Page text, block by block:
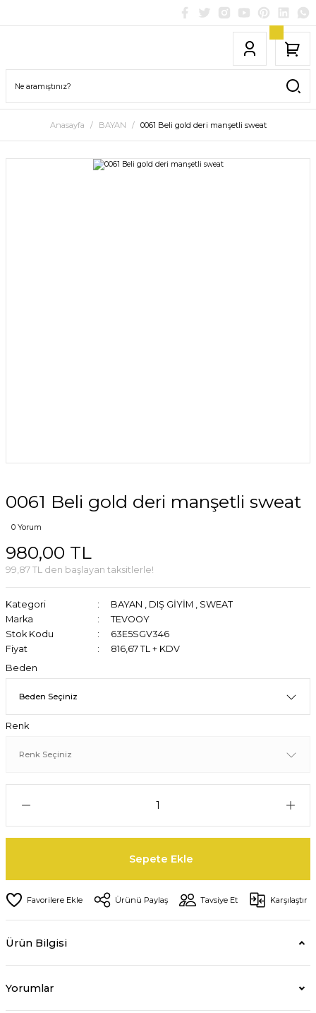
Anasayfa BAYAN 0061 Beli gold deri manşetli sweat
0061 Beli gold deri manşetli sweat
0 Yorum
980,00 TL
99,87 TL den başlayan taksitlerle!
Kategori BAYAN , DIŞ GİYİM , SWEAT
Marka
TEVOOY
Stok Kodu
63E5SGV346
Fiyat
816,67 TL + KDV
Beden
Renk
Sepete Ekle
Ürünü Paylaş Tavsiye Et Karşılaştır
Ürün Bilgisi
Yorumlar